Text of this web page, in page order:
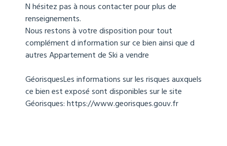
N hésitez pas à nous contacter pour plus de
renseignements.
Nous restons à votre disposition pour tout
complément d information sur ce bien ainsi que d
autres Appartement de Ski a vendre
GéorisquesLes informations sur les risques auxquels
ce bien est exposé sont disponibles sur le site
Géorisques: https://www.georisques.gouv.fr